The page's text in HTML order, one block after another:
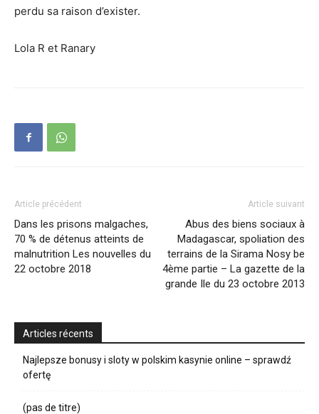
perdu sa raison d’exister.
Lola R et Ranary
Article précédent
Dans les prisons malgaches,
70 % de détenus atteints de
malnutrition Les nouvelles du
22 octobre 2018
Article suivant
Abus des biens sociaux à
Madagascar, spoliation des
terrains de la Sirama Nosy be
4ème partie – La gazette de la
grande Ile du 23 octobre 2013
Articles récents
Najlepsze bonusy i sloty w polskim kasynie online – sprawdź
ofertę
(pas de titre)